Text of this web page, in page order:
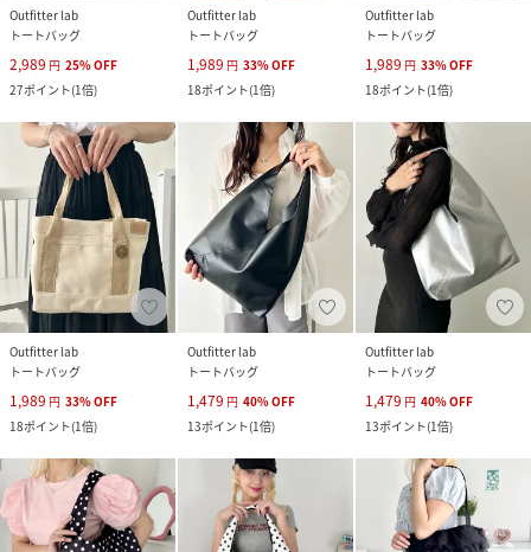
Outfitter lab
トートバッグ
2,989 円 25%OFF
27ポイント(1倍)
Outfitter lab
トートバッグ
1,989 円 33%OFF
18ポイント(1倍)
Outfitter lab
トートバッグ
1,989 円 33%OFF
18ポイント(1倍)
Outfitter lab
トートバッグ
1,989 円 33%OFF
18ポイント(1倍)
Outfitter lab
トートバッグ
1,479 円 40%OFF
13ポイント(1倍)
Outfitter lab
トートバッグ
1,479 円 40%OFF
13ポイント(1倍)